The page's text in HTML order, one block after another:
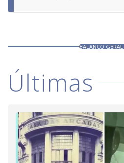
BALANÇO
Últimas